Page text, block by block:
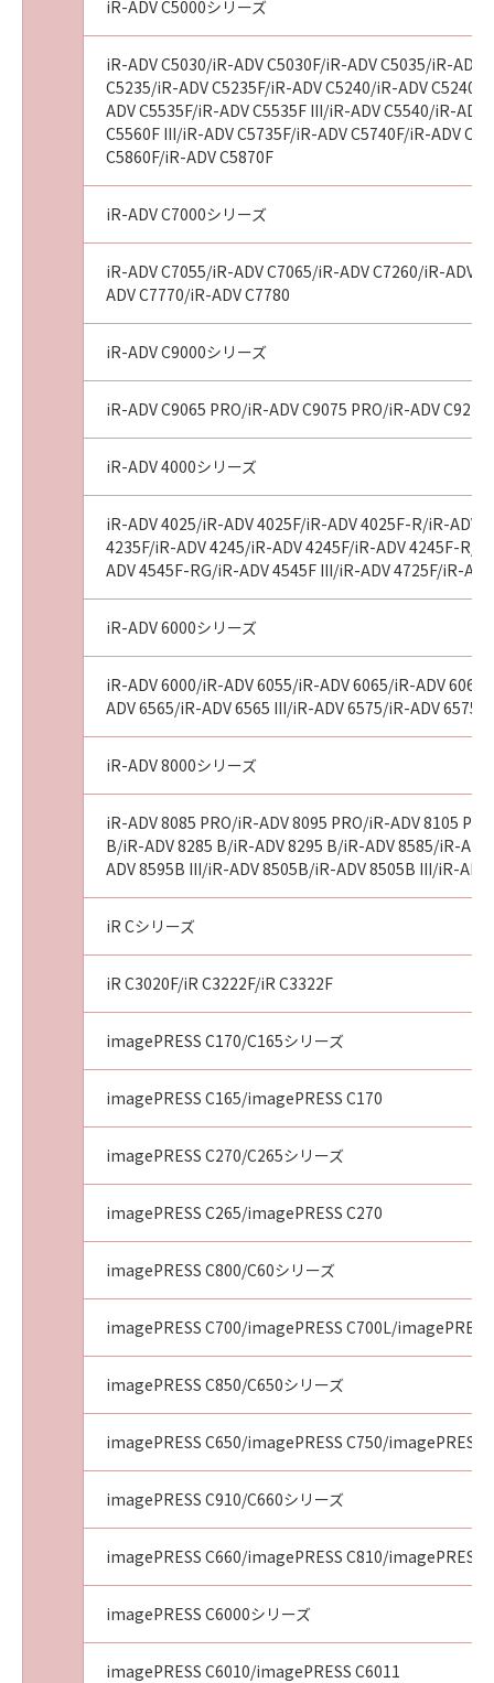
iR-ADV C5000シリーズ
iR-ADV C5030/iR-ADV C5030F/iR-ADV C5035/iR-
C5235/iR-ADV C5235F/iR-ADV C5240/iR-ADV
ADV C5535F/iR-ADV C5535F III/iR-ADV C5540/iR-
C5560F III/iR-ADV C5735F/iR-ADV C5740F/iR-ADV
C5860F/iR-ADV C5870F
iR-ADV C7000シリーズ
iR-ADV C7055/iR-ADV C7065/iR-ADV C7260/iR-ADV
ADV C7770/iR-ADV C7780
iR-ADV C9000シリーズ
iR-ADV C9065 PRO/iR-ADV C9075 PRO/iR-ADV
iR-ADV 4000シリーズ
iR-ADV 4025/iR-ADV 4025F/iR-ADV 4025F-R/iR-ADV
4235F/iR-ADV 4245/iR-ADV 4245F/iR-ADV 4245F-R/
ADV 4545F-RG/iR-ADV 4545F III/iR-ADV 4725F/iR-
iR-ADV 6000シリーズ
iR-ADV 6000/iR-ADV 6055/iR-ADV 6065/iR-ADV
ADV 6565/iR-ADV 6565 III/iR-ADV 6575/iR-ADV 6575
iR-ADV 8000シリーズ
iR-ADV 8085 PRO/iR-ADV 8095 PRO/iR-ADV 8105
B/iR-ADV 8285 B/iR-ADV 8295 B/iR-ADV 8585/iR-
ADV 8595B III/iR-ADV 8505B/iR-ADV 8505B III/iR-
iR Cシリーズ
iR C3020F/iR C3222F/iR C3322F
imagePRESS C170/C165シリーズ
imagePRESS C165/imagePRESS C170
imagePRESS C270/C265シリーズ
imagePRESS C265/imagePRESS C270
imagePRESS C800/C60シリーズ
imagePRESS C700/imagePRESS C700L/
imagePRESS C850/C650シリーズ
imagePRESS C650/imagePRESS C750/imagePRESS
imagePRESS C910/C660シリーズ
imagePRESS C660/imagePRESS C810/imagePRESS
imagePRESS C6000シリーズ
imagePRESS C6010/imagePRESS C6011